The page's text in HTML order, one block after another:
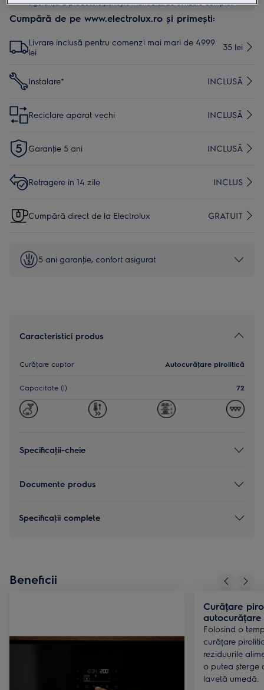
siguranţă a produsului, citește manualul de utilizare complet.
Cumpără de pe www.electrolux.ro și primești:
Livrare inclusă pentru comenzi mai mari de 4999
lei
35 lei
Instalare* INCLUSĂ
Reciclare aparat vechi INCLUSĂ
Garanţie 5 ani INCLUSĂ
Retragere în 14 zile INCLUS
Cumpără direct de la Electrolux GRATUIT
5 ani garanţie, confort asigurat
Caracteristici produs
Curăţare cuptor Autocurăţare pirolitică
Capacitate (l) 72
Specificaţii-cheie
Documente produs
Specificaţii complete
Beneficii
Curățare
autocurățare
Folosind o
curățare
reziduurile
o putea șterge
lavetă umedă.